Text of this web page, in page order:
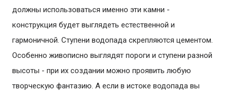
должны использоваться именно эти камни -
конструкция будет выглядеть естественной и
гармоничной. Ступени водопада скрепляются цементом.
Особенно живописно выглядят пороги и ступени разной
высоты - при их создании можно проявить любую
творческую фантазию. А если в истоке водопада вы